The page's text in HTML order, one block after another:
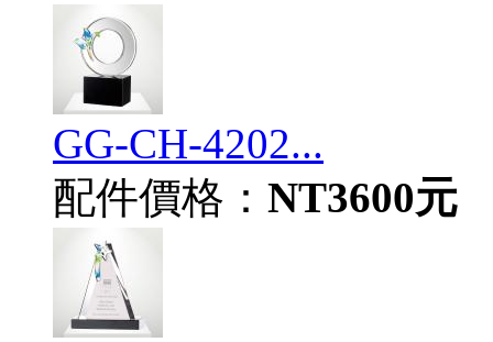
GG-CH-4202...
配件價格： NT3600元